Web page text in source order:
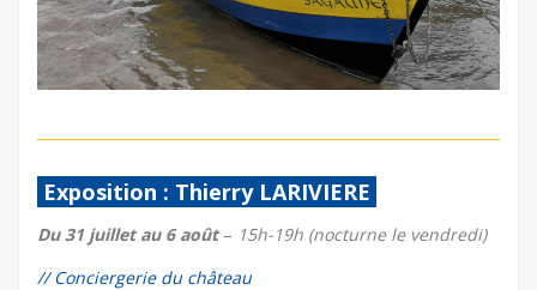
Exposition : Thierry LARIVIERE
Du 31 juillet au 6 août– 15h-19h (nocturne le vendredi)
// Conciergerie du château